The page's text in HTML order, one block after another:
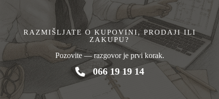
RAZMIŠLJATE O KUPOVINI, PRODAJI ILI
ZAKUPU?
Pozovite — razgovor je prvi korak.
066 19 19 14